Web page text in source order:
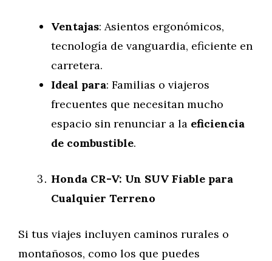
Ventajas: Asientos ergonómicos,
tecnología de vanguardia, eficiente en
carretera.
Ideal para: Familias o viajeros
frecuentes que necesitan mucho
espacio sin renunciar a la eficiencia
de combustible.
Honda CR-V: Un SUV Fiable para
Cualquier Terreno
Si tus viajes incluyen caminos rurales o
montañosos, como los que puedes